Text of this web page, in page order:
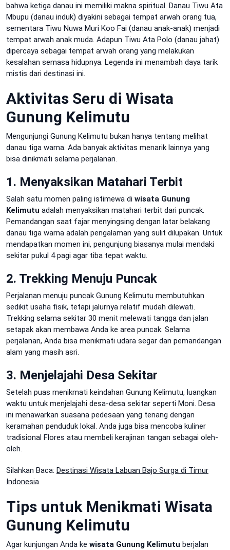
bahwa ketiga danau ini memiliki makna spiritual. Danau Tiwu Ata
Mbupu (danau induk) diyakini sebagai tempat arwah orang tua,
sementara Tiwu Nuwa Muri Koo Fai (danau anak-anak) menjadi
tempat arwah anak muda. Adapun Tiwu Ata Polo (danau jahat)
dipercaya sebagai tempat arwah orang yang melakukan
kesalahan semasa hidupnya. Legenda ini menambah daya tarik
mistis dari destinasi ini.
Aktivitas Seru di Wisata
Gunung Kelimutu
Mengunjungi Gunung Kelimutu bukan hanya tentang melihat
danau tiga warna. Ada banyak aktivitas menarik lainnya yang
bisa dinikmati selama perjalanan.
1. Menyaksikan Matahari Terbit
Salah satu momen paling istimewa di wisata Gunung
Kelimutu adalah menyaksikan matahari terbit dari puncak.
Pemandangan saat fajar menyingsing dengan latar belakang
danau tiga warna adalah pengalaman yang sulit dilupakan. Untuk
mendapatkan momen ini, pengunjung biasanya mulai mendaki
sekitar pukul 4 pagi agar tiba tepat waktu.
2. Trekking Menuju Puncak
Perjalanan menuju puncak Gunung Kelimutu membutuhkan
sedikit usaha fisik, tetapi jalurnya relatif mudah dilewati.
Trekking selama sekitar 30 menit melewati tangga dan jalan
setapak akan membawa Anda ke area puncak. Selama
perjalanan, Anda bisa menikmati udara segar dan pemandangan
alam yang masih asri.
3. Menjelajahi Desa Sekitar
Setelah puas menikmati keindahan Gunung Kelimutu, luangkan
waktu untuk menjelajahi desa-desa sekitar seperti Moni. Desa
ini menawarkan suasana pedesaan yang tenang dengan
keramahan penduduk lokal. Anda juga bisa mencoba kuliner
tradisional Flores atau membeli kerajinan tangan sebagai oleh-
oleh.
Silahkan Baca: Destinasi Wisata Labuan Bajo Surga di Timur
Indonesia
Tips untuk Menikmati Wisata
Gunung Kelimutu
Agar kunjungan Anda ke wisata Gunung Kelimutu berjalan